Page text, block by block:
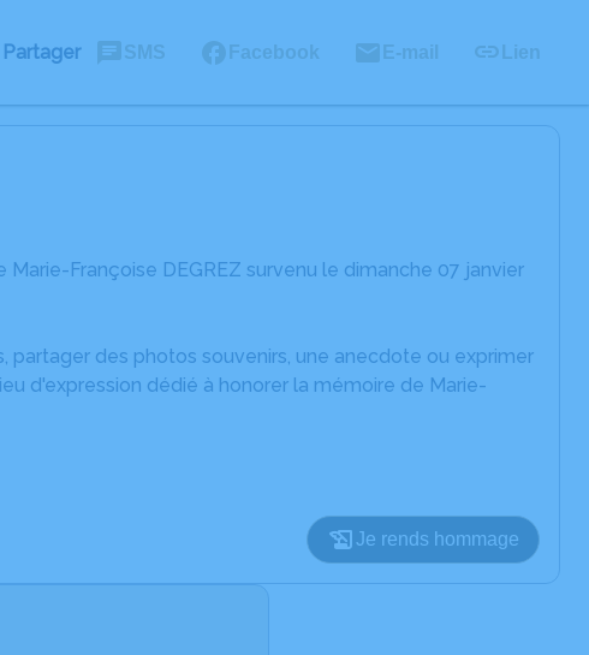
Partager SMS Facebook E-mail Lien
Françoise DEGREZ survenu le dimanche 07 janvier
partager des photos souvenirs, une anecdote ou exprimer
d'expression dédié à honorer la mémoire de Marie-
Je rends hommage